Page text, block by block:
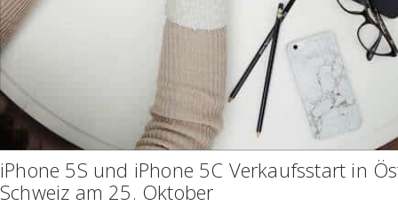
iPhone 5S und iPhone 5C Verkaufsstart in
Schweiz am 25. Oktober